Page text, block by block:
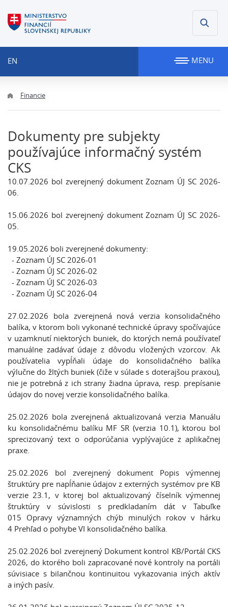
EN MENU
Financie
Dokumenty pre subjekty
používajúce informačný systém
CKS
10.07.2026 bol zverejnený dokument Zoznam ÚJ SC 2026-
06.
15.06.2026 bol zverejnený dokument Zoznam ÚJ SC 2026-
05.
19.05.2026 boli zverejnené dokumenty:
- Zoznam ÚJ SC 2026-01
- Zoznam ÚJ SC 2026-02
- Zoznam ÚJ SC 2026-03
- Zoznam ÚJ SC 2026-04
27.02.2026 bola zverejnená nová verzia konsolidačného
balíka, v ktorom boli vykonané technické úpravy spočívajúce
v uzamknutí niektorých buniek, do ktorých nemá používateľ
manuálne zadávať údaje z dôvodu vložených vzorcov. Ak
používatelia vypĺňali údaje do konsolidačného balíka
výlučne do žltých buniek (čiže v súlade s doterajšou praxou),
nie je potrebná z ich strany žiadna úprava, resp. prepísanie
údajov do novej verzie konsolidačného balíka.
25.02.2026 bola zverejnená aktualizovaná verzia Manuálu
ku konsolidačnému balíku MF SR (verzia 10.1), ktorou bol
sprecizovaný text o odporúčania vyplývajúce z aplikačnej
praxe.
25.02.2026 bol zverejnený dokument Popis výmennej
štruktúry pre napĺňanie údajov z externých systémov pre KB
verzie 23.1, v ktorej bol aktualizovaný číselník výmennej
štruktúry v súvislosti s predkladaním dát v Tabuľke
015 Opravy významných chýb minulých rokov v hárku
4 Prehľad o pohybe VI konsolidačného balíka.
25.02.2026 bol zverejnený Dokument kontrol KB/Portál CKS
2026, do ktorého boli zapracované nové kontroly na portáli
súvisiace s bilančnou kontinuitou vykazovania iných aktív
a iných pasív.